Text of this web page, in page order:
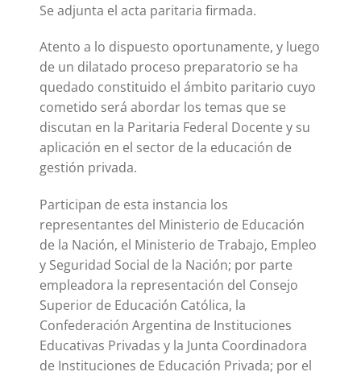
Se adjunta el acta paritaria firmada.
Atento a lo dispuesto oportunamente, y luego
de un dilatado proceso preparatorio se ha
quedado constituido el ámbito paritario cuyo
cometido será abordar los temas que se
discutan en la Paritaria Federal Docente y su
aplicación en el sector de la educación de
gestión privada.
Participan de esta instancia los
representantes del Ministerio de Educación
de la Nación, el Ministerio de Trabajo, Empleo
y Seguridad Social de la Nación; por parte
empleadora la representación del Consejo
Superior de Educación Católica, la
Confederación Argentina de Instituciones
Educativas Privadas y la Junta Coordinadora
de Instituciones de Educación Privada; por el